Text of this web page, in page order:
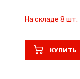
На складе 8 шт.
КУПИТЬ